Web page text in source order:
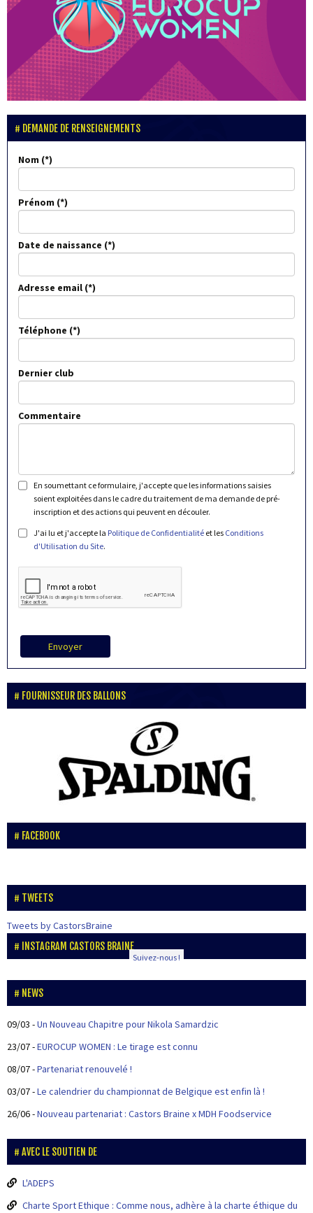
DEMANDE DE RENSEIGNEMENTS
Nom
Prénom
Date de naissance
Adresse email
Téléphone
Dernier club
Commentaire
En soumettant ce formulaire, j'accepte que les informations saisies
soient exploitées dans le cadre du traitement de ma demande de pré-
inscription et des actions qui peuvent en découler.
J'ai lu et j'accepte la Politique de Confidentialité et les Conditions
d'Utilisation du Site.
Envoyer
FOURNISSEUR DES BALLONS
FACEBOOK
TWEETS
Tweets by CastorsBraine
INSTAGRAM CASTORS BRAINE
Suivez-nous !
NEWS
09/03 -Un Nouveau Chapitre pour Nikola Samardzic
23/07-EUROCUP WOMEN : Le tirage est connu
08/07-Partenariat renouvelé !
03/07-Le calendrier du championnat de Belgique est enfin là !
26/06-Nouveau partenariat : Castors Braine x MDH Foodservice
AVEC LE SOUTIEN DE
L'ADEPS
Charte Sport Ethique : Comme nous, adhère à la charte éthique du